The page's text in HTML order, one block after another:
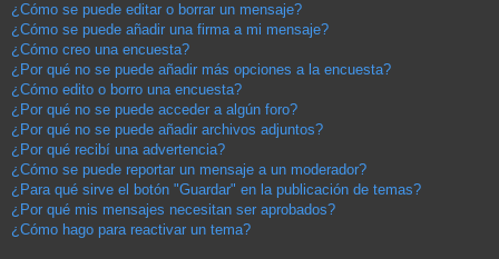
¿Cómo se puede editar o borrar un mensaje?
¿Cómo se puede añadir una firma a mi mensaje?
¿Cómo creo una encuesta?
¿Por qué no se puede añadir más opciones a la encuesta?
¿Cómo edito o borro una encuesta?
¿Por qué no se puede acceder a algún foro?
¿Por qué no se puede añadir archivos adjuntos?
¿Por qué recibí una advertencia?
¿Cómo se puede reportar un mensaje a un moderador?
¿Para qué sirve el botón "Guardar" en la publicación de temas?
¿Por qué mis mensajes necesitan ser aprobados?
¿Cómo hago para reactivar un tema?